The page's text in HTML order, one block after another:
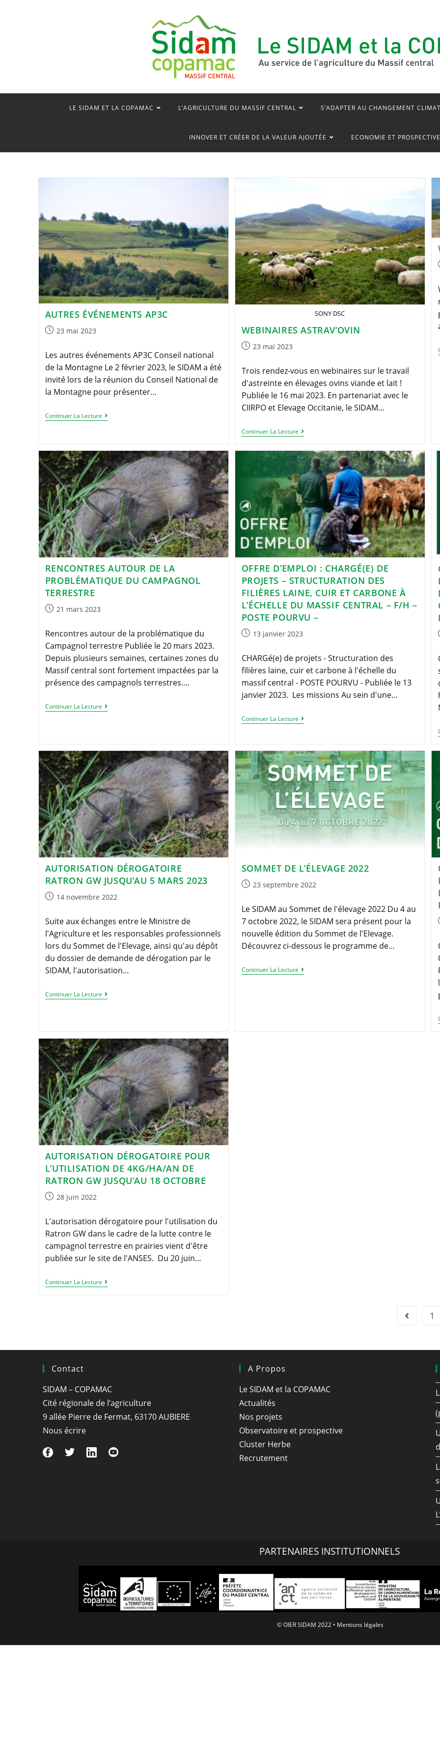
LE SIDAM ET LA COPAMAC L’AGRICULTURE DU MASSIF CENTRAL S’ADAPTER AU CHANGEMENT
INNOVER ET CRÉER DE LA VALEUR AJOUTÉE ECONOMIE ET PROSPECTIVE
AUTRES ÉVÉNEMENTS AP3C
Publication
23 mai 2023
Les autres événements AP3C Conseil national
de la Montagne Le 2 février 2023, le SIDAM a été
invité lors de la réunion du Conseil National de
la Montagne pour présenter…
Continuer La LectureAutres
Événements
SONY DSC
WEBINAIRES ASTRAV’OVIN
Publication
23 mai 2023
Trois rendez-vous en webinaires sur le travail
d'astreinte en élevages ovins viande et lait !
Publiée le 16 mai 2023. En partenariat avec le
CIIRPO et Elevage Occitanie, le SIDAM…
Continuer La LectureWebinaires
Astrav’Ovin
RENCONTRES AUTOUR DE LA
PROBLÉMATIQUE DU CAMPAGNOL
TERRESTRE
Publication
21 mars 2023
Rencontres autour de la problématique du
Campagnol terrestre Publiée le 20 mars 2023.
Depuis plusieurs semaines, certaines zones du
Massif central sont fortement impactées par la
présence des campagnols terrestres.…
Continuer La LectureRencontres
Autour
Campagnol
Terrestre
OFFRE D’EMPLOI : CHARGÉ(E) DE
PROJETS – STRUCTURATION DES
FILIÈRES LAINE, CUIR ET CARBONE À
L’ÉCHELLE DU MASSIF CENTRAL – F/H –
POSTE POURVU –
Publication
13 janvier 2023
CHARGé(e) de projets - Structuration des
filières laine, cuir et carbone à l'échelle du
massif central - POSTE POURVU - Publiée le 13
janvier 2023. Les missions Au sein d'une…
Continuer La LectureOFFRE
D’EMPLOI
De
Projets
–
Structuration
Des
Filières
Laine,
Cuir
Et
Carbone
À
–
–
–
AUTORISATION DÉROGATOIRE
RATRON GW JUSQU’AU 5 MARS 2023
Publication
14 novembre 2022
Suite aux échanges entre le Ministre de
l'Agriculture et les responsables professionnels
lors du Sommet de l'Elevage, ainsi qu'au dépôt
du dossier de demande de dérogation par le
SIDAM, l'autorisation…
Continuer La LectureAutorisation
Dérogatoire
Mars
2023
SOMMET DE L’ÉLEVAGE 2022
Publication
23 septembre 2022
Le SIDAM au Sommet de l'élevage 2022 Du 4 au
7 octobre 2022, le SIDAM sera présent pour la
nouvelle édition du Sommet de l'Elevage.
Découvrez ci-dessous le programme de…
Continuer La LectureSommet
De
AUTORISATION DÉROGATOIRE POUR
L’UTILISATION DE 4KG/HA/AN DE
RATRON GW JUSQU’AU 18 OCTOBRE
Publication
28 juin 2022
L'autorisation dérogatoire pour l'utilisation du
Ratron GW dans le cadre de la lutte contre le
campagnol terrestre en prairies vient d'être
publiée sur le site de l'ANSES. Du 20 juin…
Continuer La LectureAutorisation
Dérogatoire
Jusqu’au
Go to the
1
Contact
SIDAM – COPAMAC
Cité régionale de l’agriculture
9 allée Pierre de Fermat, 63170 AUBIERE
Nous écrire
A Propos
Le SIDAM et la COPAMAC
Actualités
Nos projets
Observatoire et prospective
Cluster Herbe
Recrutement
PARTENAIRES INSTITUTIONNELS
© OIER SIDAM 2022 • Mentions légales